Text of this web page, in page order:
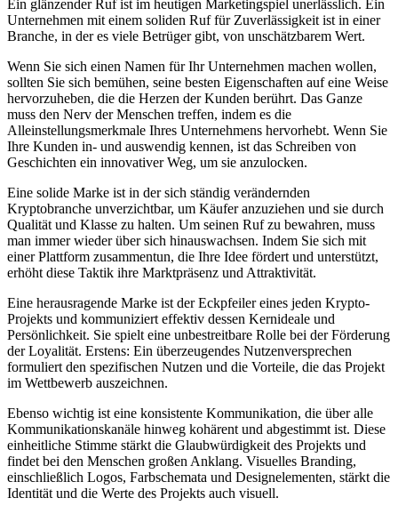
Ein glänzender Ruf ist im heutigen Marketingspiel unerlässlich. Ein
Unternehmen mit einem soliden Ruf für Zuverlässigkeit ist in einer
Branche, in der es viele Betrüger gibt, von unschätzbarem Wert.
Wenn Sie sich einen Namen für Ihr Unternehmen machen wollen,
sollten Sie sich bemühen, seine besten Eigenschaften auf eine Weise
hervorzuheben, die die Herzen der Kunden berührt. Das Ganze
muss den Nerv der Menschen treffen, indem es die
Alleinstellungsmerkmale Ihres Unternehmens hervorhebt. Wenn Sie
Ihre Kunden in- und auswendig kennen, ist das Schreiben von
Geschichten ein innovativer Weg, um sie anzulocken.
Eine solide Marke ist in der sich ständig verändernden
Kryptobranche unverzichtbar, um Käufer anzuziehen und sie durch
Qualität und Klasse zu halten. Um seinen Ruf zu bewahren, muss
man immer wieder über sich hinauswachsen. Indem Sie sich mit
einer Plattform zusammentun, die Ihre Idee fördert und unterstützt,
erhöht diese Taktik ihre Marktpräsenz und Attraktivität.
Eine herausragende Marke ist der Eckpfeiler eines jeden Krypto-
Projekts und kommuniziert effektiv dessen Kernideale und
Persönlichkeit. Sie spielt eine unbestreitbare Rolle bei der Förderung
der Loyalität. Erstens: Ein überzeugendes Nutzenversprechen
formuliert den spezifischen Nutzen und die Vorteile, die das Projekt
im Wettbewerb auszeichnen.
Ebenso wichtig ist eine konsistente Kommunikation, die über alle
Kommunikationskanäle hinweg kohärent und abgestimmt ist. Diese
einheitliche Stimme stärkt die Glaubwürdigkeit des Projekts und
findet bei den Menschen großen Anklang. Visuelles Branding,
einschließlich Logos, Farbschemata und Designelementen, stärkt die
Identität und die Werte des Projekts auch visuell.